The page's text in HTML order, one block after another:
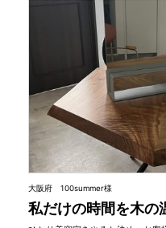
大阪府 100summer様
私だけの時間を木の